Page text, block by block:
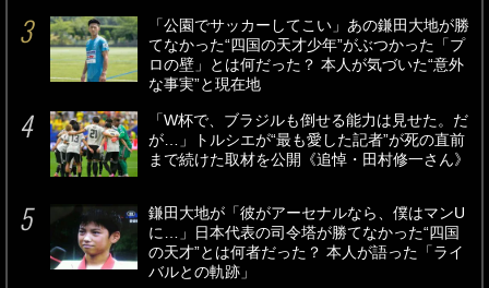
「公園でサッカーしてこい」あの鎌田大地が勝
てなかった“四国の天才少年”がぶつかった「プ
ロの壁」とは何だった？ 本人が気づいた“意外
な事実”と現在地
「W杯で、ブラジルも倒せる能力は見せた。だ
が…」トルシエが“最も愛した記者”が死の直前
まで続けた取材を公開《追悼・田村修一さん》
鎌田大地が「彼がアーセナルなら、僕はマンU
に…」日本代表の司令塔が勝てなかった“四国
の天才”とは何者だった？ 本人が語った「ライ
バルとの軌跡」